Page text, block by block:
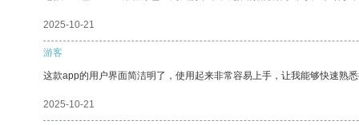
2025-10-21
游客
这款app的用户界面简洁明了，使用起来非常容易上手，让我能够快速熟
2025-10-21